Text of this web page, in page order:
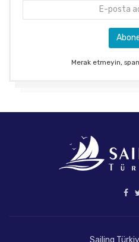
Merak etmeyin,